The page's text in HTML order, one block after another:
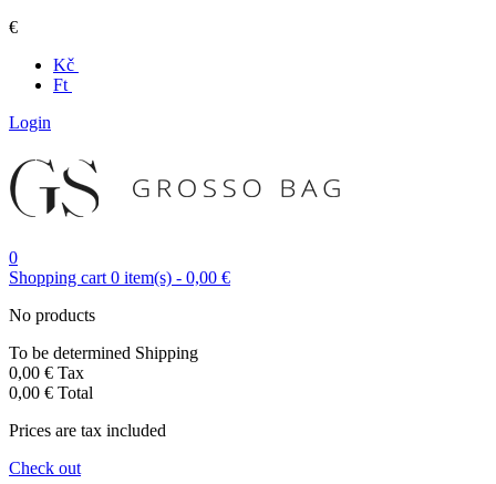
€
Kč
Ft
Login
0
Shopping cart 0 item(s) - 0,00 €
No products
To be determined Shipping
0,00 € Tax
0,00 € Total
Prices are tax included
Check out